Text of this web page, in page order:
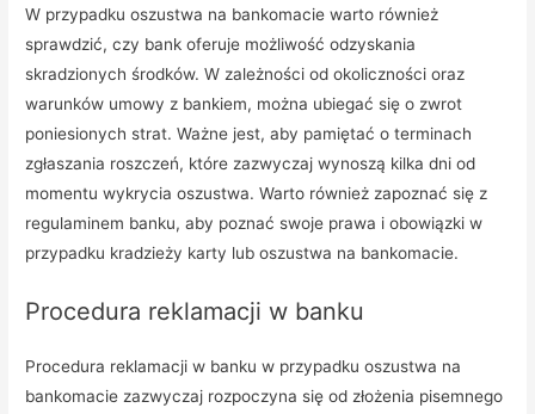
W przypadku oszustwa na bankomacie warto również
sprawdzić, czy bank oferuje możliwość odzyskania
skradzionych środków. W zależności od okoliczności oraz
warunków umowy z bankiem, można ubiegać się o zwrot
poniesionych strat. Ważne jest, aby pamiętać o terminach
zgłaszania roszczeń, które zazwyczaj wynoszą kilka dni od
momentu wykrycia oszustwa. Warto również zapoznać się z
regulaminem banku, aby poznać swoje prawa i obowiązki w
przypadku kradzieży karty lub oszustwa na bankomacie.
Procedura reklamacji w banku
Procedura reklamacji w banku w przypadku oszustwa na
bankomacie zazwyczaj rozpoczyna się od złożenia pisemnego